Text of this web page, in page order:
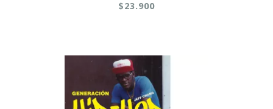
$23.900